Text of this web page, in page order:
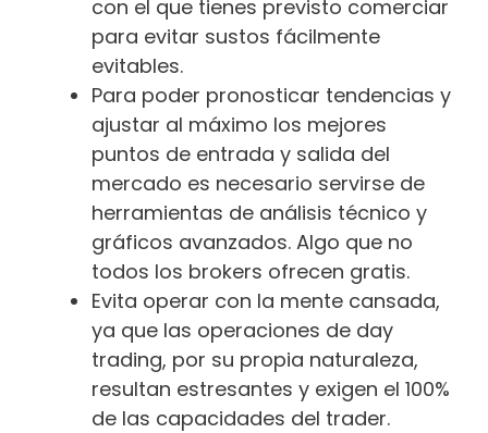
con el que tienes previsto comerciar
para evitar sustos fácilmente
evitables.
Para poder pronosticar tendencias y
ajustar al máximo los mejores
puntos de entrada y salida del
mercado es necesario servirse de
herramientas de análisis técnico y
gráficos avanzados. Algo que no
todos los brokers ofrecen gratis.
Evita operar con la mente cansada,
ya que las operaciones de day
trading, por su propia naturaleza,
resultan estresantes y exigen el 100%
de las capacidades del trader.